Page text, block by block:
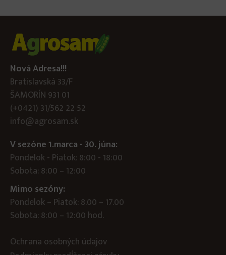
Nová Adresa!!!
Bratislavská 33/F
ŠAMORÍN 931 01
(+0421) 31/562 22 52
info@agrosam.sk
V sezóne 1.marca - 30. júna:
Pondelok - Piatok: 8:00 - 18:00
Sobota: 8:00 – 12:00
Mimo sezóny:
Pondelok – Piatok: 8.00 – 17.00
Sobota: 8:00 – 12:00 hod.
Ochrana osobných údajov